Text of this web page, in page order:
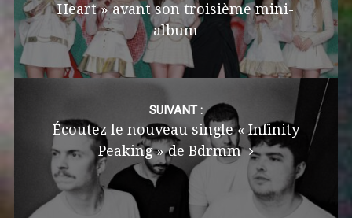
Heart » avant son troisième mini-
album
SUIVANT :
Écoutez le nouveau single « Infinity
Peaking » de Bdrmm